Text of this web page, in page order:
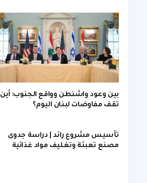
بين وعود واشنطن وواقع الجنوب: أين
تقف مفاوضات لبنان اليوم؟
تأسيس مشروع رائد | دراسة جدوى
مصنع تعبئة وتغليف مواد غذائية